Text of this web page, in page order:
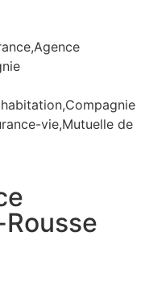
vie,Mutuelle de